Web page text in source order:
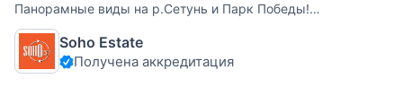
Панорамные виды на р.Сетунь и Парк Победы!
Предлагается стильная 3-комнатная площадью 120,9 кв.м.
с дизайнерской отделкой. Спланированы: гостиная, кухня,
2 спальни, 2 ванных комнаты, 2 гардеробные комнаты.
Soho Estate
Получена аккредитация